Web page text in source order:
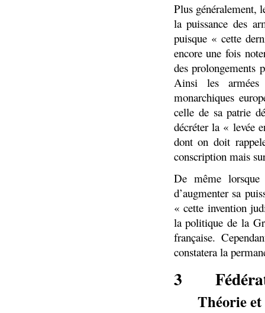
Plus généralement,
la puissance des
puisque « cette
encore une fois
des prolongements
Ainsi les armées
monarchiques
celle de sa patrie
décréter la « levée
dont on doit
conscription mais
De même lorsque
d’augmenter sa
« cette invention
la politique de la
française.
constatera la
3
Théorie